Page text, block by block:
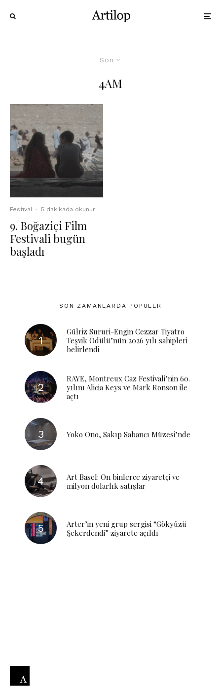
Son
4AM
Festival · 5 dakikada okunur
9. Boğaziçi Film
Festivali bugün
başladı
SON ZAMANLARDA POPÜLER
Gülriz Sururi-Engin Cezzar Tiyatro
Teşvik Ödülü’nün 2026 yılı sahipleri
belirlendi
RAYE, Montreux Caz Festivali’nin 60.
yılını Alicia Keys ve Mark Ronson ile
açtı
Yoko Ono, Sakıp Sabancı Müzesi’nde
Art Basel: On binlerce ziyaretçi ve
milyon dolarlık satışlar
Arter’in yeni grup sergisi “Gökyüzü
Şekerdendi” ziyarete açıldı